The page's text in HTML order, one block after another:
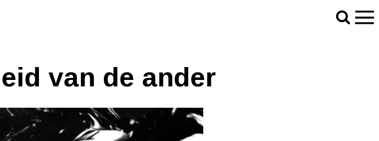
van de ander